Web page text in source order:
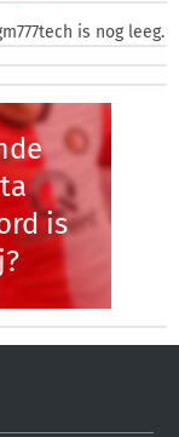
is nog leeg.
is